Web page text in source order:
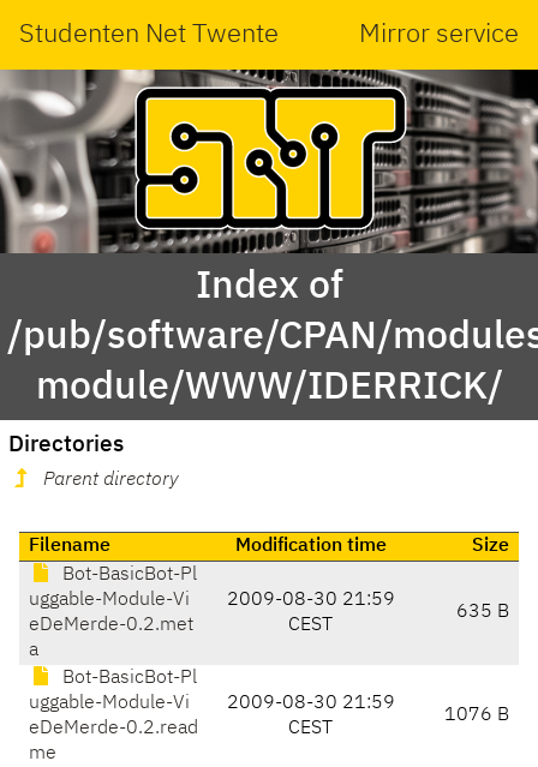
Studenten Net Twente Mirror service
Index of
/pub/software/CPAN/
module/WWW/IDERRICK/
Directories
Parent directory
Filename Modification time
Size
Bot-BasicBot-Pl
uggable-Module-Vi
eDeMerde-0.2.met
a
2009-08-30 21:59
CEST
635 B
Bot-BasicBot-Pl
uggable-Module-Vi
eDeMerde-0.2.read
me
2009-08-30 21:59
CEST
1076 B